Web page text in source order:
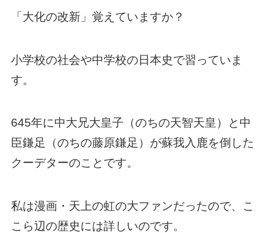
「大化の改新」覚えていますか？
小学校の社会や中学校の日本史で習っていま
す。
645年に中大兄大皇子（のちの天智天皇）と中
臣鎌足（のちの藤原鎌足）が蘇我入鹿を倒した
クーデターのことです。
私は漫画・天上の虹の大ファンだったので、こ
こら辺の歴史には詳しいのです。